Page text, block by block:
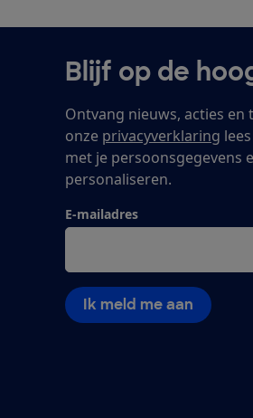
Blijf op de
Ontvang nieuws, acties en
onze privacyverklaring
met je persoonsgegevens
personaliseren.
E-mailadres
Ik meld me aan